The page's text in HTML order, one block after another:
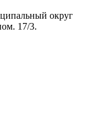
округ
17/3.